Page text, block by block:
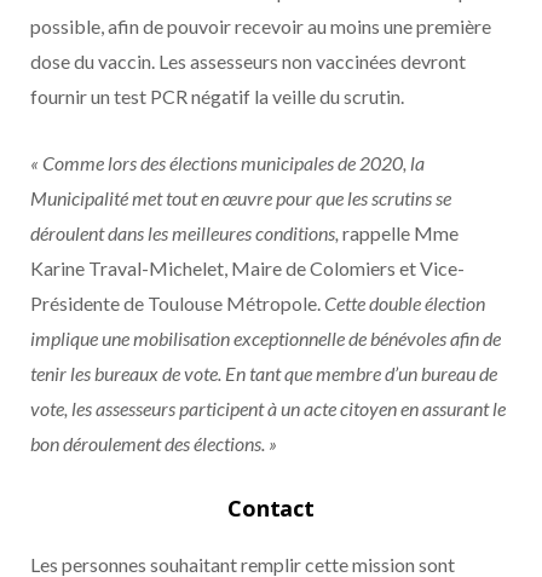
possible, afin de pouvoir recevoir au moins une première
dose du vaccin. Les assesseurs non vaccinées devront
fournir un test PCR négatif la veille du scrutin.
« Comme lors des élections municipales de 2020, la
Municipalité met tout en œuvre pour que les scrutins se
déroulent dans les meilleures conditions, rappelle Mme
Karine Traval-Michelet, Maire de Colomiers et Vice-
Présidente de Toulouse Métropole.Cette double élection
implique une mobilisation exceptionnelle de bénévoles afin de
tenir les bureaux de vote. En tant que membre d’un bureau de
vote, les assesseurs participent à un acte citoyen en assurant le
bon déroulement des élections. »
Contact
Les personnes souhaitant remplir cette mission sont